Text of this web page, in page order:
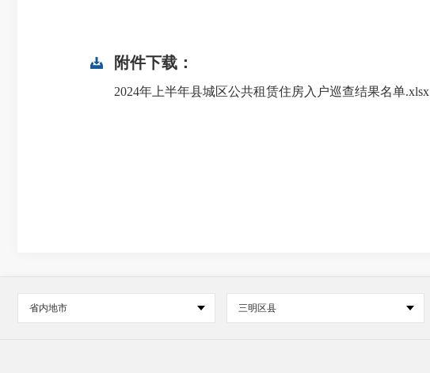
附件下载：
2024年上半年县城区公共租赁住房入户巡查结果名单.xlsx
省内地市 三明区县